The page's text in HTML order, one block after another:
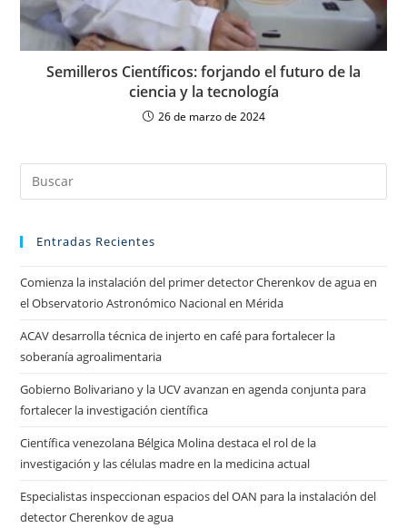
Semilleros Científicos: forjando el futuro de la
ciencia y la tecnología
26 de marzo de 2024
Entradas Recientes
Comienza la instalación del primer detector Cherenkov de agua en
el Observatorio Astronómico Nacional en Mérida
ACAV desarrolla técnica de injerto en café para fortalecer la
soberanía agroalimentaria
Gobierno Bolivariano y la UCV avanzan en agenda conjunta para
fortalecer la investigación científica
Científica venezolana Bélgica Molina destaca el rol de la
investigación y las células madre en la medicina actual
Especialistas inspeccionan espacios del OAN para la instalación del
detector Cherenkov de agua